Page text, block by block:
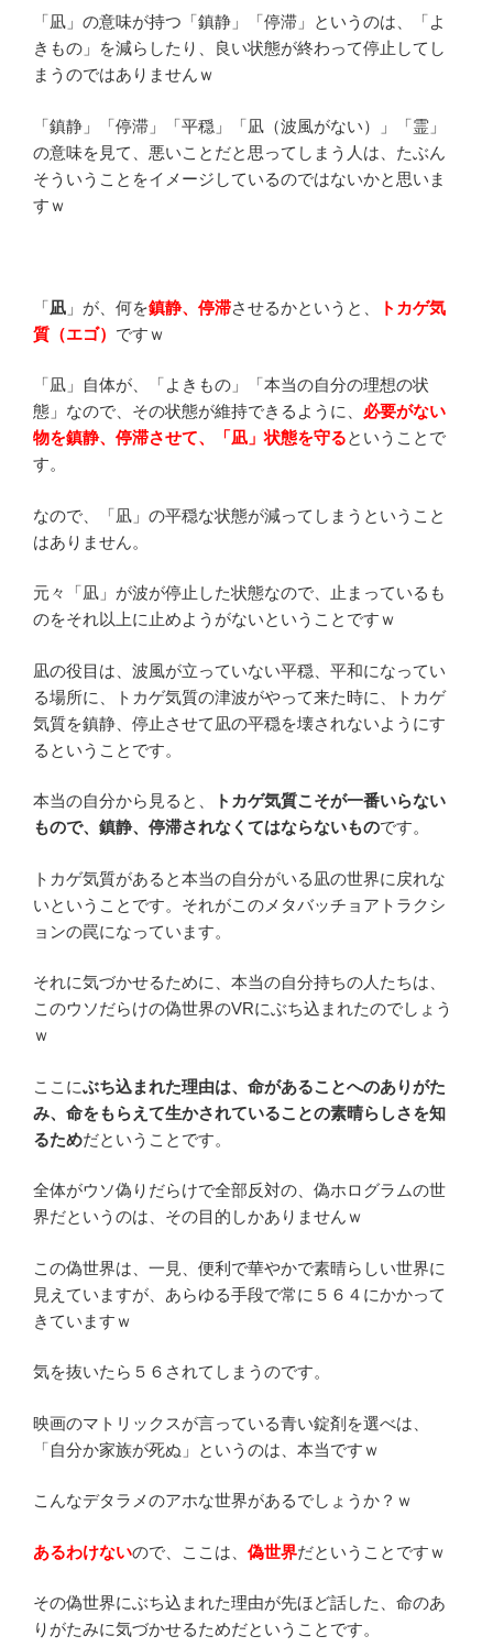
「凪」の意味が持つ「鎮静」「停滞」というのは、「よ
きもの」を減らしたり、良い状態が終わって停止してし
まうのではありませんｗ
「鎮静」「停滞」「平穏」「凪（波風がない）」「霊」
の意味を見て、悪いことだと思ってしまう人は、たぶん
そういうことをイメージしているのではないかと思いま
すｗ
「凪 」が、何を鎮静、停滞させるかというと、
トカゲ気
質（エゴ） ですｗ
「凪」自体が、「よきもの」「本当の自分の理想の状
態」なので、その状態が維持できるように、 必要がない
物を鎮静、停滞させて、「凪」状態を守るということで
す。
なので、「凪」の平穏な状態が減ってしまうということ
はありません。
元々「凪」が波が停止した状態なので、止まっているも
のをそれ以上に止めようがないということですｗ
凪の役目は、波風が立っていない平穏、平和になってい
る場所に、トカゲ気質の津波がやって来た時に、トカゲ
気質を鎮静、停止させて凪の平穏を壊されないようにす
るということです。
本当の自分から見ると、
トカゲ気質こそが一番いらない
もので、鎮静、停滞されなくてはならないものです。
トカゲ気質があると本当の自分がいる凪の世界に戻れな
いということです。それがこのメタバッチョアトラクシ
ョンの罠になっています。
それに気づかせるために、本当の自分持ちの人たちは、
このウソだらけの偽世界のVRにぶち込まれたのでしょう
ｗ
ここにぶち込まれた理由は、命があることへのありがた
み、命をもらえて生かされていることの素晴らしさを知
るためだということです。
全体がウソ偽りだらけで全部反対の、偽ホログラムの世
界だというのは、その目的しかありませんｗ
この偽世界は、一見、便利で華やかで素晴らしい世界に
見えていますが、あらゆる手段で常に５６４にかかって
きていますｗ
気を抜いたら５６されてしまうのです。
映画のマトリックスが言っている青い錠剤を選べは、
「自分か家族が死ぬ」というのは、本当ですｗ
こんなデタラメのアホな世界があるでしょうか？ｗ
あるわけないので、ここは、 偽世界だということですｗ
その偽世界にぶち込まれた理由が先ほど話した、命のあ
りがたみに気づかせるためだということです。